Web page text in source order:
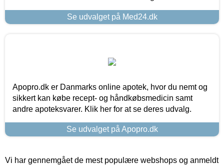
Se udvalget på Med24.dk
Apopro.dk er Danmarks online apotek, hvor du nemt og
sikkert kan købe recept- og håndkøbsmedicin samt
andre apoteksvarer. Klik her for at se deres udvalg.
Se udvalget på Apopro.dk
Vi har gennemgået de mest populære webshops og anmeldt